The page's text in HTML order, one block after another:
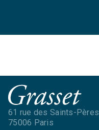
61 rue des Saints-Pères
75006 Paris